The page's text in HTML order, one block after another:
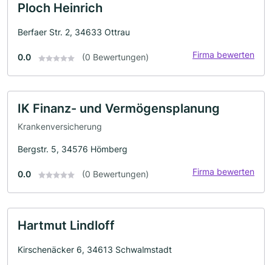
Ploch Heinrich
Berfaer Str. 2, 34633 Ottrau
0.0 (0 Bewertungen) Firma bewerten
IK Finanz- und Vermögensplanung
Krankenversicherung
Bergstr. 5, 34576 Hömberg
0.0 (0 Bewertungen) Firma bewerten
Hartmut Lindloff
Kirschenäcker 6, 34613 Schwalmstadt